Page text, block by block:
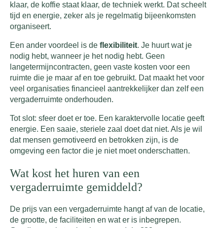
klaar, de koffie staat klaar, de techniek werkt. Dat scheelt
tijd en energie, zeker als je regelmatig bijeenkomsten
organiseert.
Een ander voordeel is de flexibiliteit. Je huurt wat je
nodig hebt, wanneer je het nodig hebt. Geen
langetermijncontracten, geen vaste kosten voor een
ruimte die je maar af en toe gebruikt. Dat maakt het voor
veel organisaties financieel aantrekkelijker dan zelf een
vergaderruimte onderhouden.
Tot slot: sfeer doet er toe. Een karaktervolle locatie geeft
energie. Een saaie, steriele zaal doet dat niet. Als je wil
dat mensen gemotiveerd en betrokken zijn, is de
omgeving een factor die je niet moet onderschatten.
Wat kost het huren van een
vergaderruimte gemiddeld?
De prijs van een vergaderruimte hangt af van de locatie,
de grootte, de faciliteiten en wat er is inbegrepen.